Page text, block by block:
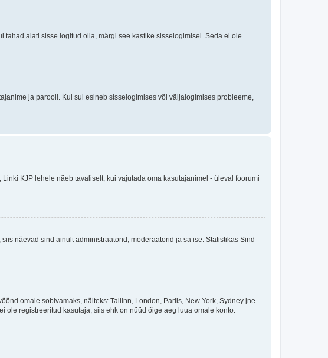
tahad alati sisse logitud olla, märgi see kastike sisselogimisel. Seda ei ole
ja parooli. Kui sul esineb sisselogimises või väljalogimises probleeme,
KJP lehele näeb tavaliselt, kui vajutada oma kasutajanimel - üleval foorumi
näevad sind ainult administraatorid, moderaatorid ja sa ise. Statistikas Sind
omale sobivamaks, näiteks: Tallinn, London, Pariis, New York, Sydney jne.
ole registreeritud kasutaja, siis ehk on nüüd õige aeg luua omale konto.